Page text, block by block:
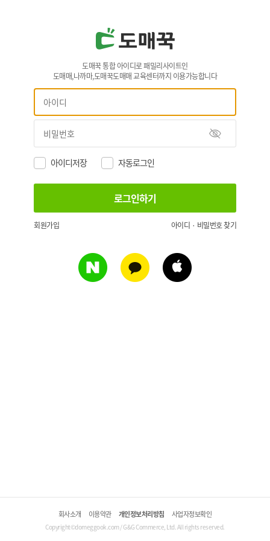
도매꾹 통합 아이디로 패밀리사이트인
도매매,나까마,도매꾹도매매 교육센터까지 이용가능합니다
아이디저장 자동로그인
회원가입 아이디 · 비밀번호 찾기
회사소개 이용약관 개인정보처리방침 사업자정보확인
Copyright©domeggook.com / G&G Commerce, Ltd. All rights reserved.